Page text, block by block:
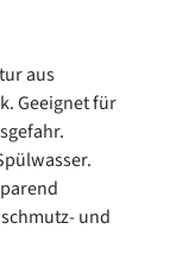
aus
Geeignet für
und